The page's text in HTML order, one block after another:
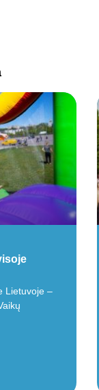
Lietuvoje –